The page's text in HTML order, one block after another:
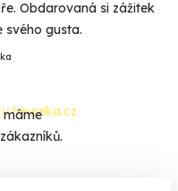
Obdarovaná si zážitek
svého gusta.
máme